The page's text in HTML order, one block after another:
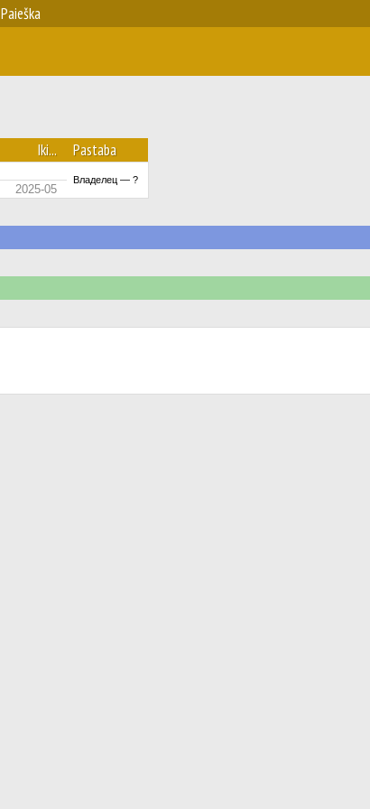
Paieška
Iki... Pastaba
Владелец — ?
2025-05